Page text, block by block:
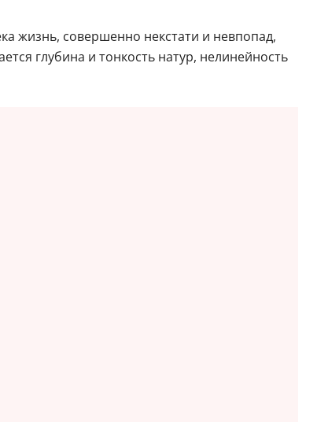
жизнь, совершенно некстати и невпопад,
глубина и тонкость натур, нелинейность